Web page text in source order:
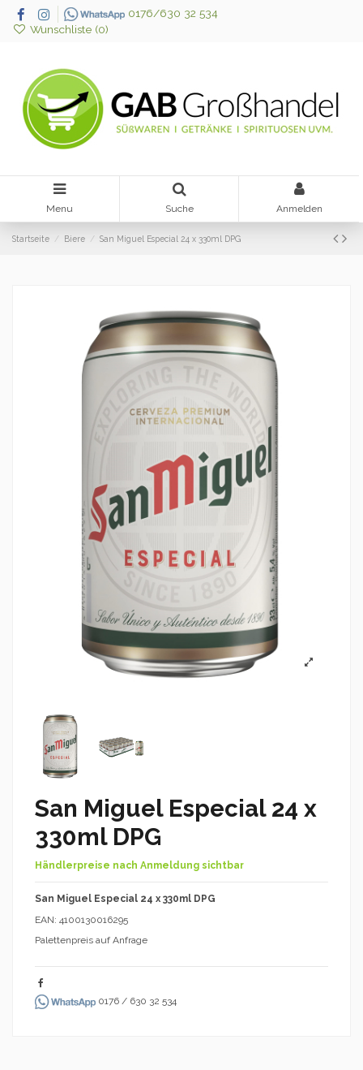
0176/630 32 534
Wunschliste (0)
Menu Suche Anmelden
Startseite Biere San Miguel Especial 24 x 330ml DPG
San Miguel Especial 24 x
330ml DPG
Händlerpreise nach Anmeldung sichtbar
San Miguel Especial 24 x 330ml DPG
EAN: 4100130016295
Palettenpreis auf Anfrage
0176 / 630 32 534